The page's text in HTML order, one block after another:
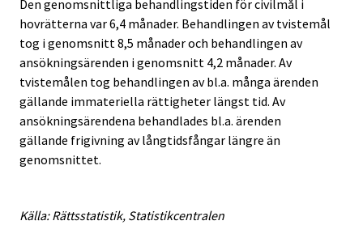
Den genomsnittliga behandlingstiden för civilmål i
hovrätterna var 6,4 månader. Behandlingen av tvistemål
tog i genomsnitt 8,5 månader och behandlingen av
ansökningsärenden i genomsnitt 4,2 månader. Av
tvistemålen tog behandlingen av bl.a. många ärenden
gällande immateriella rättigheter längst tid. Av
ansökningsärendena behandlades bl.a. ärenden
gällande frigivning av långtidsfångar längre än
genomsnittet.
Källa: Rättsstatistik, Statistikcentralen